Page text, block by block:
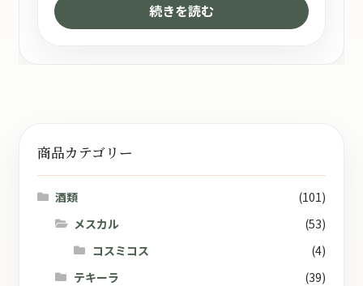
続きを読む
商品カテゴリー
酒類
(101)
メスカル
(53)
コスミコス
(4)
テキーラ
(39)